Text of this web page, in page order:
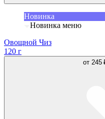
Новинка
Новинка меню
Овощной Чиз
120 г
от 245